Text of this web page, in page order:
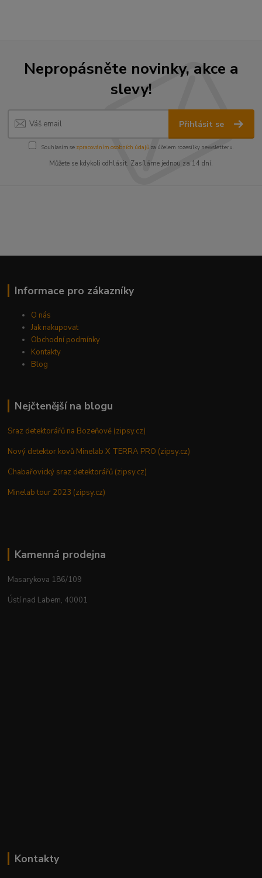
Nepropásněte novinky, akce a
slevy!
Přihlásit se
Souhlasím se zpracováním osobních údajůza účelem rozesílky newsletteru.
Můžete se kdykoli odhlásit. Zasíláme jednou za 14 dní.
Informace pro zákazníky
O nás
Jak nakupovat
Obchodní podmínky
Kontakty
Blog
Nejčtenější na blogu
Sraz detektorářů na Bozeňově (zipsy.cz)
Nový detektor kovů Minelab X TERRA PRO (zipsy.cz)
Chabařovický sraz detektorářů (zipsy.cz)
Minelab tour 2023 (zipsy.cz)
Kamenná prodejna
Masarykova 186/109
Ústí nad Labem, 40001
Kontakty